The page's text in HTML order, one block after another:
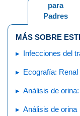
para
Padres
MÁS SOBRE
Infecciones del
Análisis de
Análisis de orina